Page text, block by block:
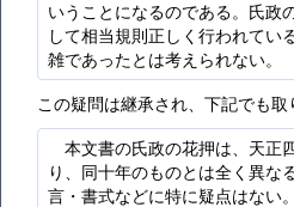
いうことになるのである。氏政
して相当規則正しく行われてい
雑であったとは考えられない。
この疑問は継承され、下記でも取
本文書の氏政の花押は、天正
り、同十年のものとは全く異な
言・書式などに特に疑点はない。